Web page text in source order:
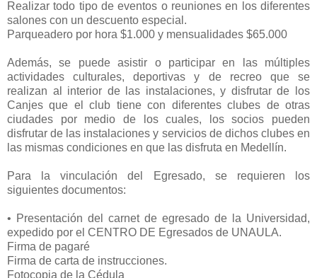
Realizar todo tipo de eventos o reuniones en los diferentes
salones con un descuento especial.
Parqueadero por hora $1.000 y mensualidades $65.000
Además, se puede asistir o participar en las múltiples
actividades culturales, deportivas y de recreo que se
realizan al interior de las instalaciones, y disfrutar de los
Canjes que el club tiene con diferentes clubes de otras
ciudades por medio de los cuales, los socios pueden
disfrutar de las instalaciones y servicios de dichos clubes en
las mismas condiciones en que las disfruta en Medellín.
Para la vinculación del Egresado, se requieren los
siguientes documentos:
• Presentación del carnet de egresado de la Universidad,
expedido por el CENTRO DE Egresados de UNAULA.
Firma de pagaré
Firma de carta de instrucciones.
Fotocopia de la Cédula